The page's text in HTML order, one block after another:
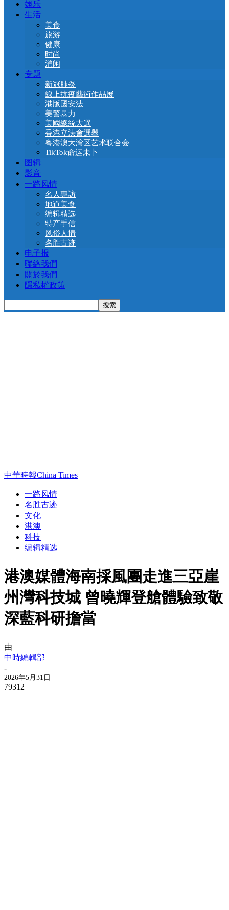
娛乐
生活
美食
旅游
健康
时尚
消闲
专题
新冠肺炎
線上抗疫藝術作品展
港版國安法
美警暴力
美國總統大選
香港立法會選舉
粤港澳大湾区艺术联合会
TikTok命运未卜
图辑
影音
一路风情
名人專訪
地道美食
编辑精选
特产手信
风俗人情
名胜古迹
电子报
聯絡我們
關於我們
隱私權政策
中華時報China Times
一路风情
名胜古迹
文化
港澳
科技
编辑精选
港澳媒體海南採風團走進三亞崖
州灣科技城 曾曉輝登艙體驗致敬
深藍科研擔當
由
中時編輯部
-
2026年5月31日
79312